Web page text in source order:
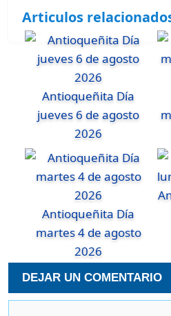
Articulos
Antioqueñita Día
jueves 6 de agosto
2026
Antioqueñita Día
martes 4 de agosto
2026
DEJAR UN COMENTARIO